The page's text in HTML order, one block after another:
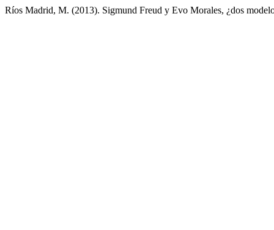
Ríos Madrid, M. (2013). Sigmund Freud y Evo Morales, ¿dos